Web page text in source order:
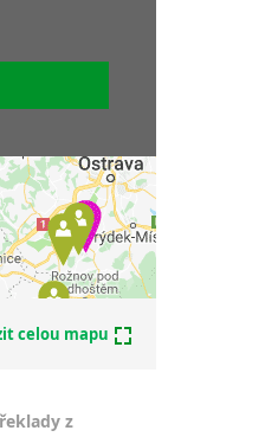
celou mapu
z